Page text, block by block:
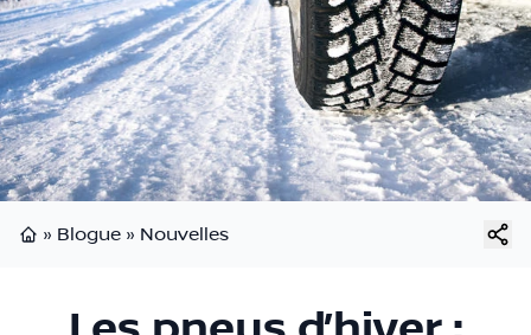
» Blogue » Nouvelles